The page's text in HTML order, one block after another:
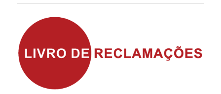
artigos